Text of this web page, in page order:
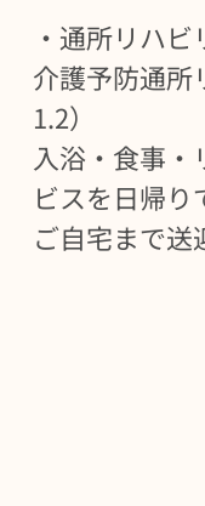
・通所リハビ
介護予防通
1.2）
入浴・食事
ビスを日帰り
ご自宅まで送